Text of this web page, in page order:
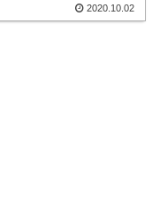
2020.10.02